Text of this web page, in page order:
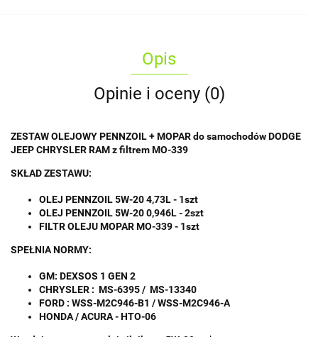
Opis
Opinie i oceny (0)
ZESTAW OLEJOWY PENNZOIL + MOPAR do samochodów DODGE
JEEP CHRYSLER RAM z filtrem MO-339
SKŁAD ZESTAWU:
OLEJ PENNZOIL 5W-20 4,73L - 1szt
OLEJ PENNZOIL 5W-20 0,946L - 2szt
FILTR OLEJU MOPAR MO-339 - 1szt
SPEŁNIA NORMY:
GM: DEXSOS 1 GEN 2
CHRYSLER : MS-6395 / MS-13340
FORD : WSS-M2C946-B1 / WSS-M2C946-A
HONDA / ACURA - HTO-06